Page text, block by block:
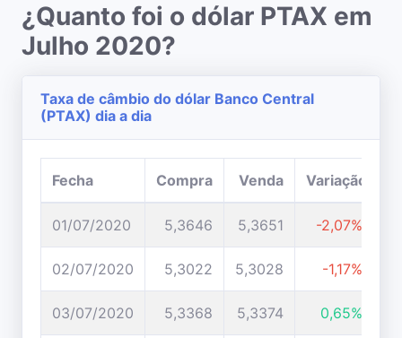
¿Quanto foi o dólar PTAX em
Julho 2020?
Taxa de câmbio do dólar Banco Central
(PTAX) dia a dia
Fecha Compra Venda Variação
01/07/2020 5,3646 5,3651 -2,07%
02/07/2020 5,3022 5,3028 -1,17%
03/07/2020 5,3368 5,3374 0,65%